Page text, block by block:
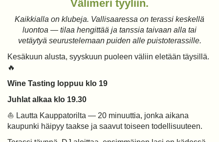
Välimeri tyyliin.
Kaikkialla on klubeja. Vallisaaressa on terassi keskellä
luontoa — tilaa hengittää ja tanssia taivaan alla tai
vetäytyä seurustelemaan puiden alle puistoterassille.
Kesäkuun alusta, syyskuun puoleen väliin eletään täysillä.
🔥
Wine Tasting loppuu klo 19
Juhlat alkaa klo 19.30
⛵️ Lautta Kauppatorilta — 20 minuuttia, jonka aikana
kaupunki häipyy taakse ja saavut toiseen todellisuuteen.